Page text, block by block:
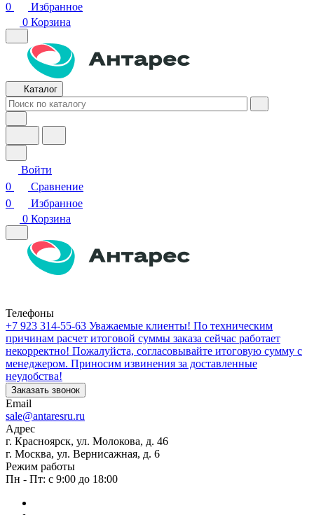
0
Избранное
0 Корзина
Каталог
Войти
0
Сравнение
0
Избранное
0 Корзина
Телефоны
+7 923 314-55-63 Уважаемые клиенты! По техническим
причинам расчет итоговой суммы заказа сейчас работает
некорректно! Пожалуйста, согласовывайте итоговую сумму с
менеджером. Приносим извинения за доставленные
неудобства!
Заказать звонок
Email
sale@antaresru.ru
Адрес
г. Красноярск, ул. Молокова, д. 46
г. Москва, ул. Вернисажная, д. 6
Режим работы
Пн - Пт: с 9:00 до 18:00